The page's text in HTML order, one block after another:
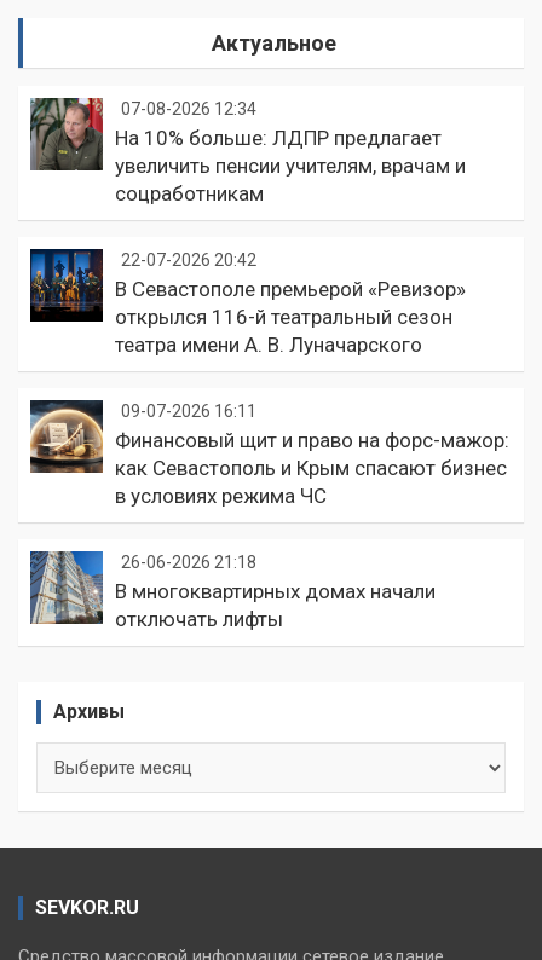
Актуальное
07-08-2026 12:34
На 10% больше: ЛДПР предлагает
увеличить пенсии учителям, врачам и
соцработникам
22-07-2026 20:42
В Севастополе премьерой «Ревизор»
открылся 116-й театральный сезон
театра имени А. В. Луначарского
09-07-2026 16:11
Финансовый щит и право на форс-мажор:
как Севастополь и Крым спасают бизнес
в условиях режима ЧС
26-06-2026 21:18
В многоквартирных домах начали
отключать лифты
Архивы
SEVKOR.RU